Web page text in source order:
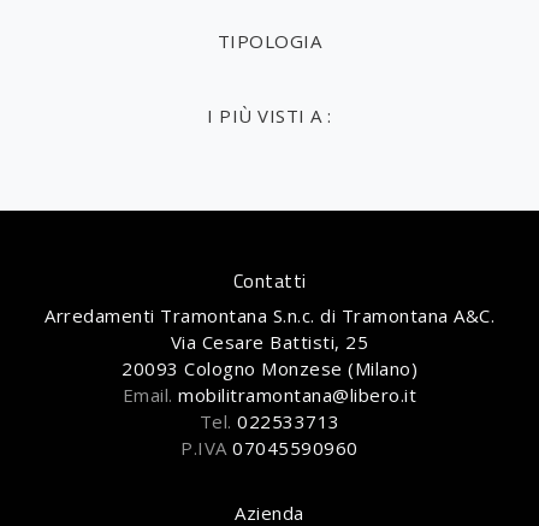
TIPOLOGIA
I PIÙ VISTI A :
Contatti
Arredamenti Tramontana S.n.c. di Tramontana A&C.
Via Cesare Battisti, 25
20093 Cologno Monzese (Milano)
Email.mobilitramontana@libero.it
Tel. 022533713
P.IVA07045590960
Azienda